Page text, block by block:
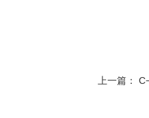
上一篇：